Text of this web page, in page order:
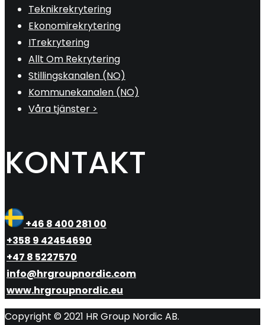
Teknikrekrytering
Ekonomirekrytering
ITrekrytering
Allt Om Rekrytering
Stillingskanalen (NO)
Kommunekanalen (NO)
Våra tjänster >
KONTAKT
+46 8 400 281 00
+358 9 42454690
+47 8 5227570
info@hrgroupnordic.com
www.hrgroupnordic.eu
Copyright © 2021 HR Group Nordic AB.